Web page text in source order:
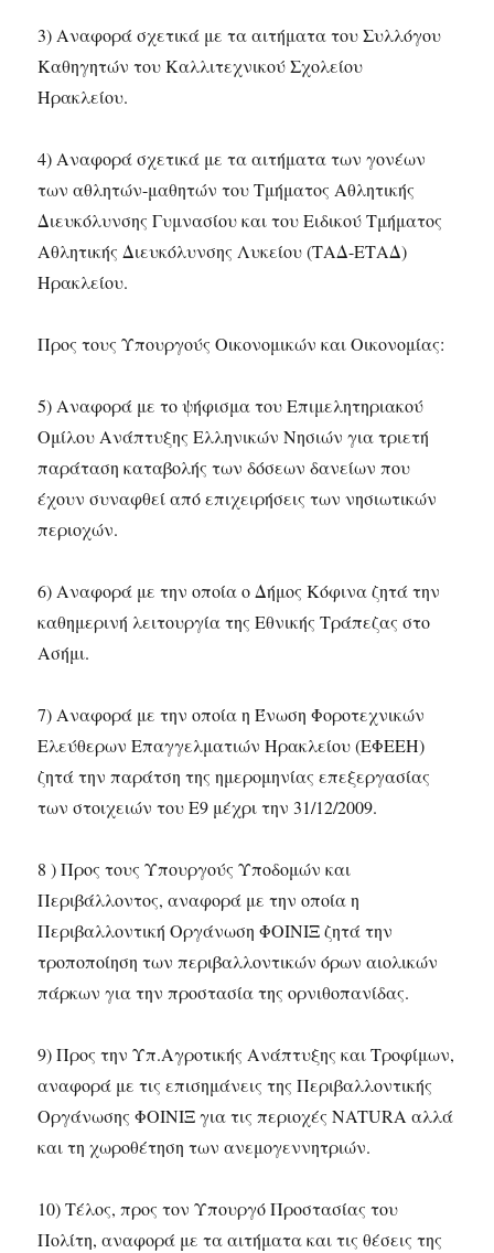
3) Αναφορά σχετικά με τα αιτήματα του Συλλόγου
Καθηγητών του Καλλιτεχνικού Σχολείου
Ηρακλείου.
4) Αναφορά σχετικά με τα αιτήματα των γονέων
των αθλητών-μαθητών του Τμήματος Αθλητικής
Διευκόλυνσης Γυμνασίου και του Ειδικού Τμήματος
Αθλητικής Διευκόλυνσης Λυκείου (ΤΑΔ-ΕΤΑΔ)
Ηρακλείου.
Προς τους Υπουργούς Οικονομικών και Οικονομίας:
5) Αναφορά με το ψήφισμα του Επιμελητηριακού
Ομίλου Ανάπτυξης Ελληνικών Νησιών για τριετή
παράταση καταβολής των δόσεων δανείων που
έχουν συναφθεί από επιχειρήσεις των νησιωτικών
περιοχών.
6) Αναφορά με την οποία ο Δήμος Κόφινα ζητά την
καθημερινή λειτουργία της Εθνικής Τράπεζας στο
Ασήμι.
7) Αναφορά με την οποία η Ένωση Φοροτεχνικών
Ελεύθερων Επαγγελματιών Ηρακλείου (ΕΦΕΕΗ)
ζητά την παράτση της ημερομηνίας επεξεργασίας
των στοιχειών του Ε9 μέχρι την 31/12/2009.
8 ) Προς τους Υπουργούς Υποδομών και
Περιβάλλοντος, αναφορά με την οποία η
Περιβαλλοντική Οργάνωση ΦΟΙΝΙΞ ζητά την
τροποποίηση των περιβαλλοντικών όρων αιολικών
πάρκων για την προστασία της ορνιθοπανίδας.
9) Προς την Υπ.Αγροτικής Ανάπτυξης και Τροφίμων,
αναφορά με τις επισημάνεις της Περιβαλλοντικής
Οργάνωσης ΦΟΙΝΙΞ για τις περιοχές NATURA αλλά
και τη χωροθέτηση των ανεμογεννητριών.
10) Τέλος, προς τον Υπουργό Προστασίας του
Πολίτη, αναφορά με τα αιτήματα και τις θέσεις της